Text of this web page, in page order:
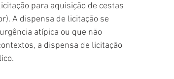
para aquisição de cestas
A dispensa de licitação se
atípica ou que não
a dispensa de licitação